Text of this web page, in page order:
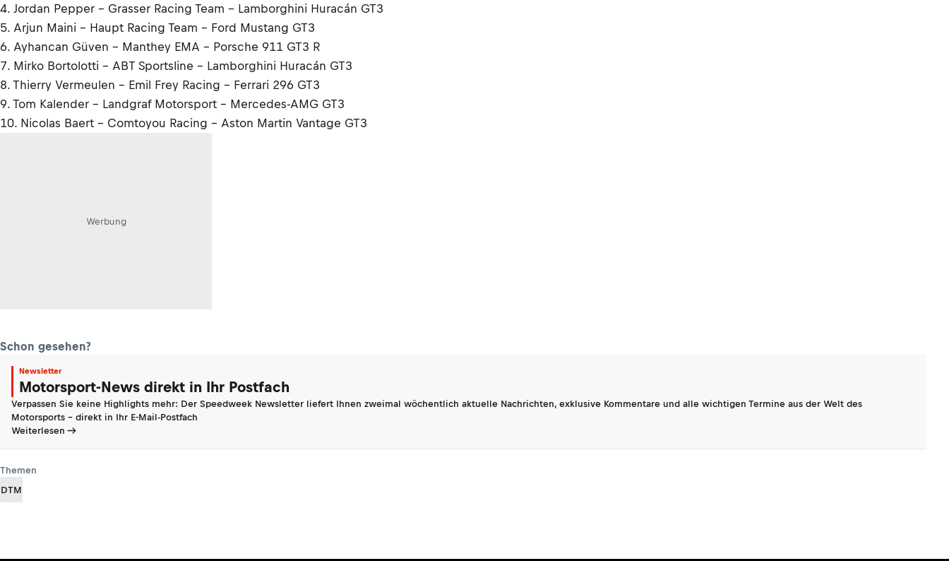
4. Jordan Pepper - Grasser Racing Team - Lamborghini Huracán GT3
5. Arjun Maini - Haupt Racing Team - Ford Mustang GT3
6. Ayhancan Güven - Manthey EMA - Porsche 911 GT3 R
7. Mirko Bortolotti - ABT Sportsline - Lamborghini Huracán GT3
8. Thierry Vermeulen - Emil Frey Racing - Ferrari 296 GT3
9. Tom Kalender - Landgraf Motorsport - Mercedes-AMG GT3
10. Nicolas Baert - Comtoyou Racing - Aston Martin Vantage GT3
Werbung
Schon gesehen?
Newsletter
Motorsport-News direkt in Ihr Postfach
Verpassen Sie keine Highlights mehr: Der Speedweek Newsletter liefert Ihnen zweimal wöchentlich aktuelle Nachrichten, exklusive Kommentare und alle wichtigen Termine aus der Welt des
Motorsports - direkt in Ihr E-Mail-Postfach
Weiterlesen
Themen
DTM